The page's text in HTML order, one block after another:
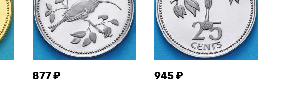
877 ₽ 945 ₽